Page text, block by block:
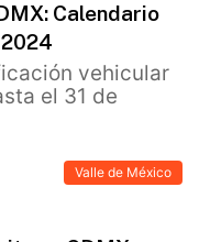
Calendario
vehicular
el 31 de
Valle de México